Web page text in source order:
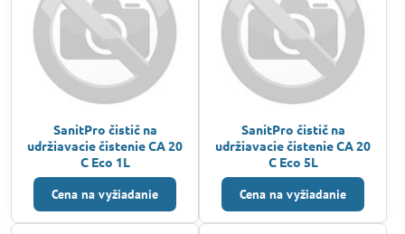
SanitPro čistič na
udržiavacie čistenie CA 20
C Eco 1L
Cena na vyžiadanie
SanitPro čistič na
udržiavacie čistenie CA 20
C Eco 5L
Cena na vyžiadanie